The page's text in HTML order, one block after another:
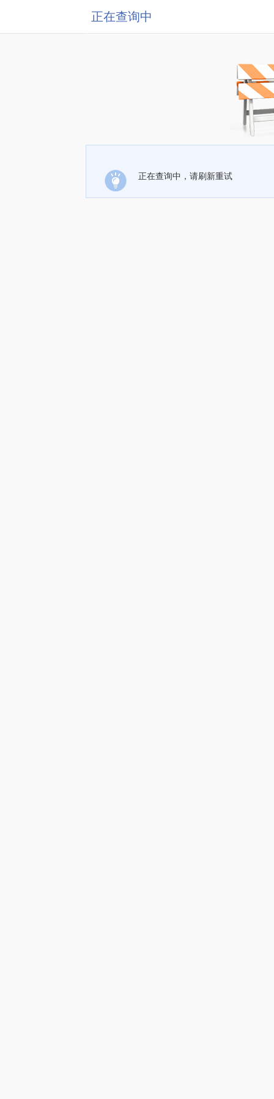
正在查询中
正在查询中，请刷新重试